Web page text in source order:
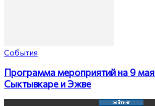
События
Программа мероприятий на 9
Сыктывкаре и Эжве